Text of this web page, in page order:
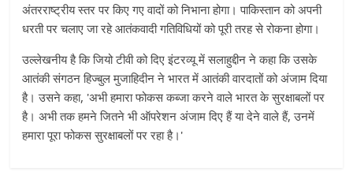
अंतरराष्ट्रीय स्तर पर किए गए वादों को निभाना होगा। पाकिस्तान को अपनी
धरती पर चलाए जा रहे आतंकवादी गतिविधियों को पूरी तरह से रोकना होगा।
उल्लेखनीय है कि जियो टीवी को दिए इंटरव्यू में सलाहुद्दीन ने कहा कि उसके
आतंकी संगठन हिज्बुल मुजाहिदीन ने भारत में आतंकी वारदातों को अंजाम दिया
है। उसने कहा, 'अभी हमारा फोकस कब्जा करने वाले भारत के सुरक्षाबलों पर
है। अभी तक हमने जितने भी ऑपरेशन अंजाम दिए हैं या देने वाले हैं, उनमें
हमारा पूरा फोकस सुरक्षाबलों पर रहा है।'